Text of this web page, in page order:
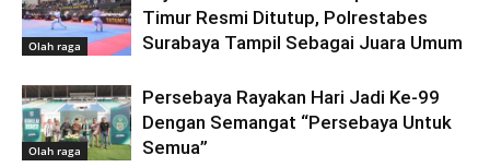
Olah raga
Timur Resmi Ditutup, Polrestabes
Surabaya Tampil Sebagai Juara Umum
Olah raga
Persebaya Rayakan Hari Jadi Ke-99
Dengan Semangat “Persebaya Untuk
Semua”